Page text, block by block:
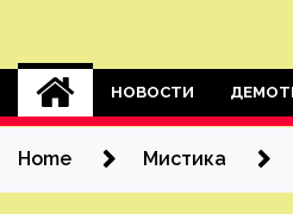
НОВОСТИ
Home Мистика